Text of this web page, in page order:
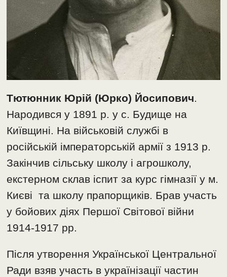
Тютюнник Юрій (Юрко) Йосипович.
Народився у 1891 р. у с. Будище на
Київщині. На військовій службі в
російській імператорській армії з 1913 р.
Закінчив сільську школу і агрошколу,
екстерном склав іспит за курс гімназії у м.
Києві та школу прапорщиків. Брав участь
у бойових діях Першої Світової війни
1914-1917 рр.
Після утворення Української Центральної
Ради взяв участь в українізації частин